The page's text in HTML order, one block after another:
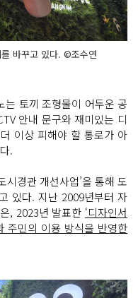
바꾸고 있다. ©조수연
는 토끼 조형물이 어두운 공
안내 문구와 재미있는 디
이상 피해야 할 통로가 아
.
시경관 개선사업’을 통해 도
있다. 지난 2009년부터 자
, 2023년 발표한 ‘디자인서
주민의 이용 방식을 반영한